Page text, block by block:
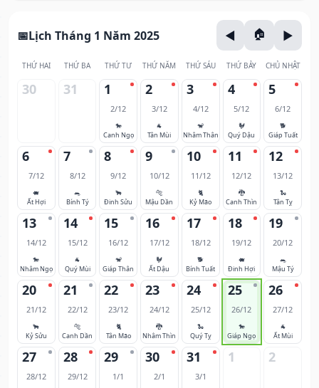
Lịch Tháng 1 Năm 2025
THỨ HAI THỨ BA THỨ TƯ THỨ NĂM THỨ SÁU THỨ BẢY CHỦ NHẬT
30 31 1
2/12
🐎
Canh Ngọ
2
3/12
🐐
Tân Mùi
3
4/12
🐒
Nhâm Thân
4
5/12
🐓
Quý Dậu
5
6/12
🐕
Giáp Tuất
6
7/12
🐖
Ất Hợi
7
8/12
🐀
Bính Tý
8
9/12
🐂
Đinh Sửu
9
10/12
🐅
Mậu Dần
10
11/12
🐈
Kỷ Mão
11
12/12
🐉
Canh Thìn
12
13/12
🐍
Tân Tỵ
13
14/12
🐎
Nhâm Ngọ
14
15/12
🐐
Quý Mùi
15
16/12
🐒
Giáp Thân
16
17/12
🐓
Ất Dậu
17
18/12
🐕
Bính Tuất
18
19/12
🐖
Đinh Hợi
19
20/12
🐀
Mậu Tý
20
21/12
🐂
Kỷ Sửu
21
22/12
🐅
Canh Dần
22
23/12
🐈
Tân Mão
23
24/12
🐉
Nhâm Thìn
24
25/12
🐍
Quý Tỵ
25
26/12
🐎
Giáp Ngọ
26
27/12
🐐
Ất Mùi
27
28/12
28
29/12
29
1/1
30
2/1
31
3/1
1 2